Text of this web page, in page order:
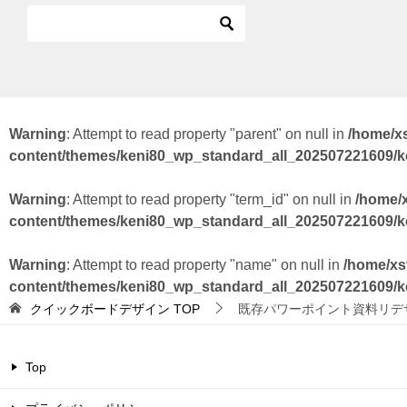
Warning: Attempt to read property "parent" on null in /home/
content/themes/keni80_wp_standard_all_202507221609/
Warning: Attempt to read property "term_id" on null in /home/
content/themes/keni80_wp_standard_all_202507221609/
Warning: Attempt to read property "name" on null in /home/
content/themes/keni80_wp_standard_all_202507221609/
クイックボードデザイン TOP 既存パワーポイント資料リ
Top